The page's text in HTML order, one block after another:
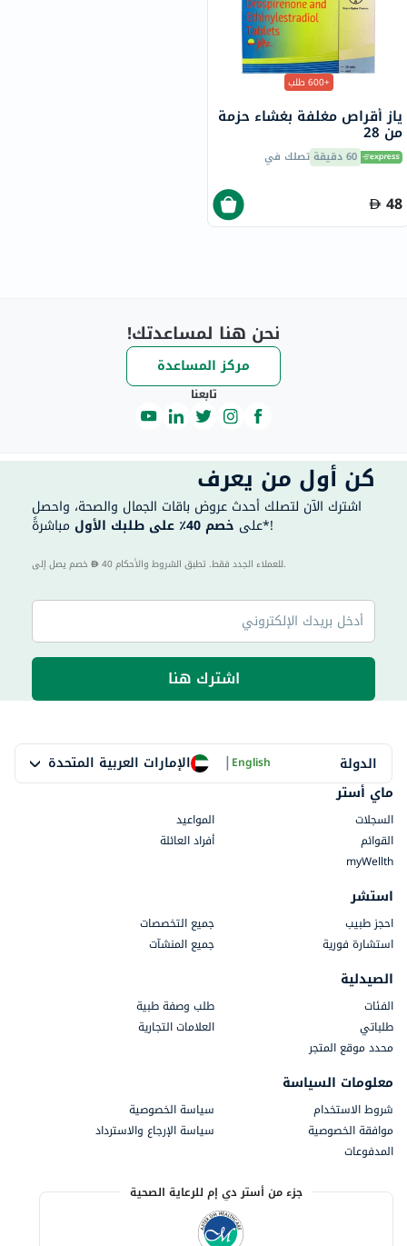
+600 طلب
ياز أقراص مغلفة بغشاء حزمة
من 28
60 دقيقة تصلك في
48
نحن هنا لمساعدتك!
مركز المساعدة
تابعنا
كن أول من يعرف
اشترك الآن لتصلك أحدث عروض باقات الجمال والصحة، واحصل
على خصم 40٪ على طلبك الأول مباشرةً*!
40 للعملاء الجدد فقط. تطبق الشروط والأحكام.
اشترك هنا
الدولة الإمارات العربية المتحدة |English
ماي أستر
السجلات
المواعيد
القوائم
أفراد العائلة
myWellth
استشر
احجز طبيب
جميع التخصصات
استشارة فورية
جميع المنشآت
الصيدلية
الفئات
طلب وصفة طبية
طلباتي
العلامات التجارية
محدد موقع المتجر
معلومات السياسة
شروط الاستخدام
سياسة الخصوصية
موافقة الخصوصية
سياسة الإرجاع والاسترداد
المدفوعات
جزء من أستر دي إم للرعاية الصحية